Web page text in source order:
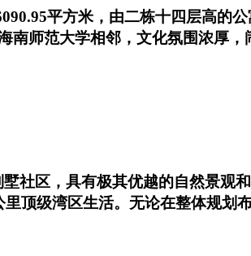
平方米，由二栋十四层高的
师范大学相邻，文化氛围浓厚，
社区，具有极其优越的自然景观
顶级湾区生活。无论在整体规划